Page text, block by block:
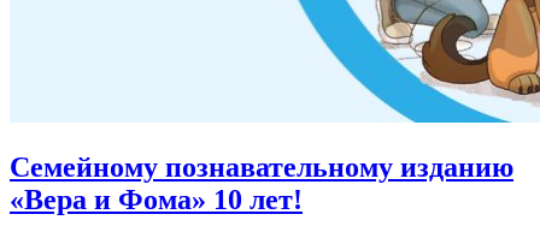
Семейному познавательному изданию
«Вера и Фома» 10 лет!